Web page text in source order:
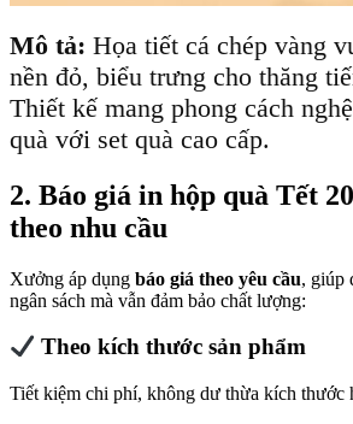
Mô tả: Họa tiết cá chép vàng
nền đỏ, biểu trưng cho thăng
Thiết kế mang phong cách
quà với set quà cao cấp.
2. Báo giá in hộp quà Tết
theo nhu cầu
Xưởng áp dụng báo giá theo yêu cầu, giúp
ngân sách mà vẫn đảm bảo chất lượng:
Theo kích thước sản phẩm
Tiết kiệm chi phí, không dư thừa kích thước